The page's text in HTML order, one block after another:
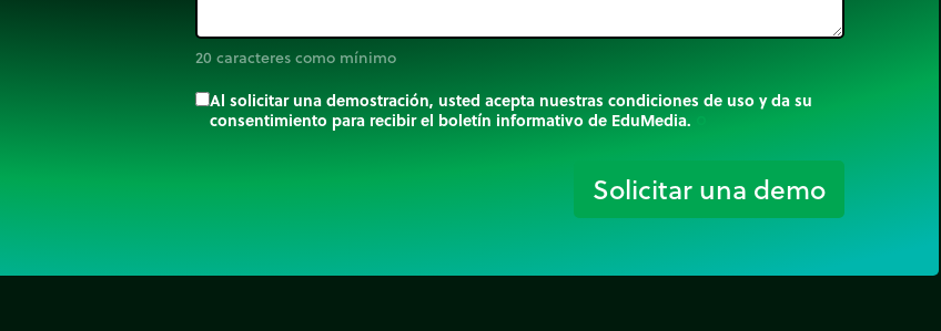
20 caracteres como mínimo
Al solicitar una demostración, usted acepta nuestras condiciones de uso y da su
consentimiento para recibir el boletín informativo de EduMedia.
Solicitar una demo